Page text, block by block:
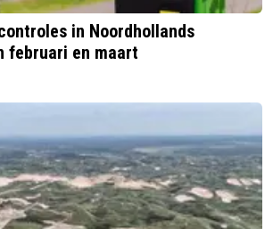
in Noordhollands
februari en maart